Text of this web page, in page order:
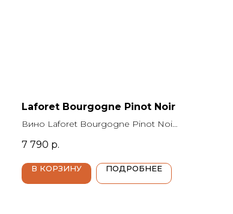
Laforet Bourgogne Pinot Noir
Вино Laforet Bourgogne Pinot Noir,
Нуар, 0.75 л., крепость 13.5%,
красное сухое, Франция,
Бургундия, Joseph Drouhin (Жозеф
Друэн)
7 790 р.
В КОРЗИНУ ПОДРОБНЕЕ